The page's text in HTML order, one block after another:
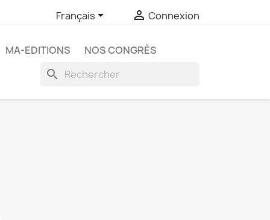
Français  Connexion
MA-EDITIONS NOS CONGRÈS
search